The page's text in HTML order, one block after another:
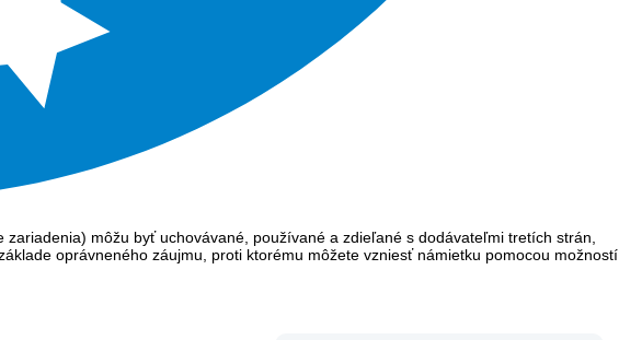
môžu byť uchovávané, používané a zdieľané s dodávateľmi tretích strán,
oprávneného záujmu, proti ktorému môžete vzniesť námietku pomocou možností